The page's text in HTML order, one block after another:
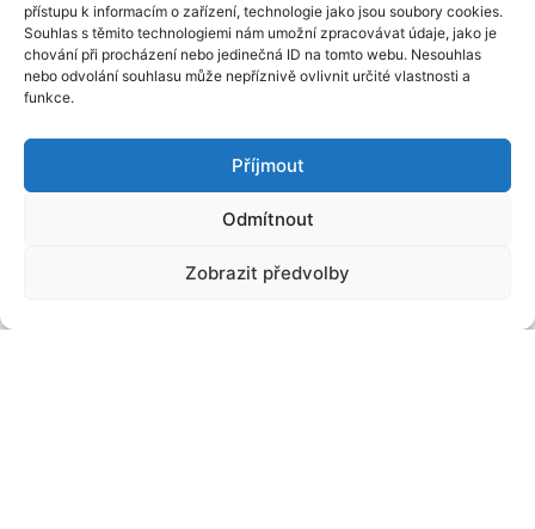
přístupu k informacím o zařízení, technologie jako jsou soubory cookies.
Souhlas s těmito technologiemi nám umožní zpracovávat údaje, jako je
chování při procházení nebo jedinečná ID na tomto webu. Nesouhlas
nebo odvolání souhlasu může nepříznivě ovlivnit určité vlastnosti a
funkce.
Příjmout
Odmítnout
Zobrazit předvolby